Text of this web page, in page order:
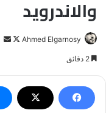
والاندرويد
Ahmed Elgarnosy